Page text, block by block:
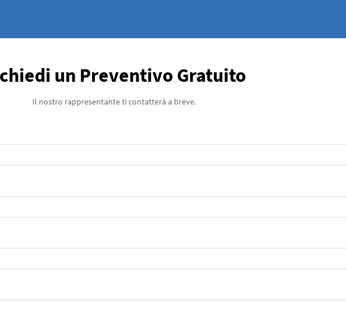
un Preventivo Gratuito
Il nostro rappresentante ti contatterà a breve.